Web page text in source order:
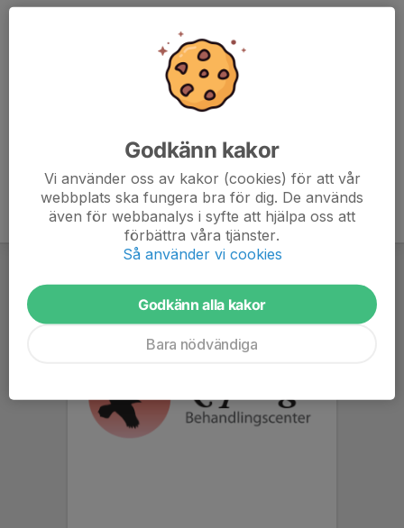
Godkänn kakor
Vi använder oss av kakor (cookies) för att vår
webbplats ska fungera bra för dig. De används
även för webbanalys i syfte att hjälpa oss att
förbättra våra tjänster.
Så använder vi cookies
Godkänn alla kakor
Bara nödvändiga